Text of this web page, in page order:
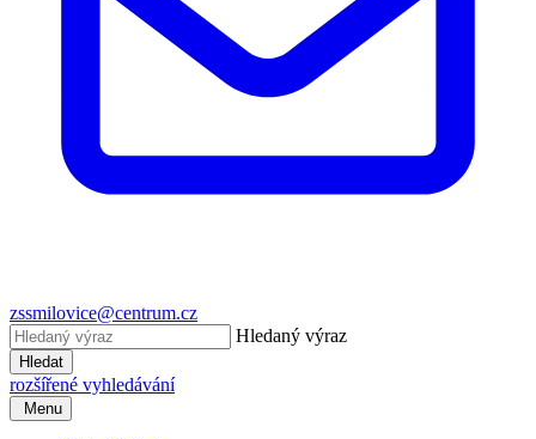
zssmilovice@centrum.cz
Hledaný výraz
Hledat
rozšířené vyhledávání
Menu